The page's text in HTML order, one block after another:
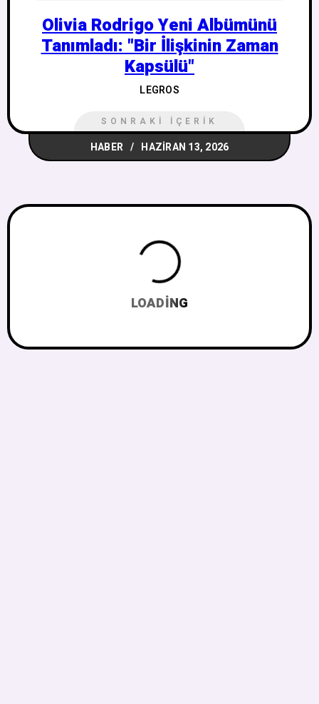
Olivia Rodrigo Yeni Albümünü
Tanımladı: "Bir İlişkinin Zaman
Kapsülü"
LEGROS
SONRAKI İÇERIK
HABER HAZIRAN 13, 2026
LOADING